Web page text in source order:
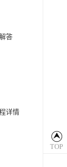
TOP
答
详情